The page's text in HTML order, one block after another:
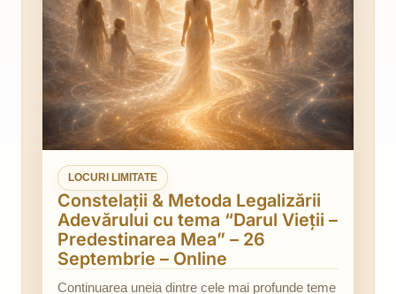
LOCURI LIMITATE
Constelații & Metoda Legalizării
Adevărului cu tema “Darul Vieții –
Predestinarea Mea” – 26
Septembrie – Online
Continuarea uneia dintre cele mai profunde teme